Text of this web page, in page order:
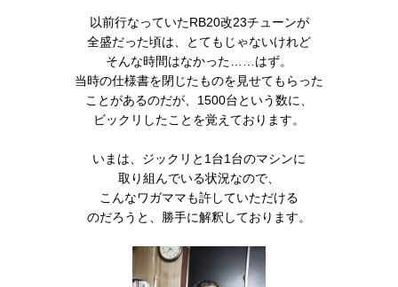
以前行なっていたRB20改23チューンが
全盛だった頃は、とてもじゃないけれど
そんな時間はなかった……はず。
当時の仕様書を閉じたものを見せてもらった
ことがあるのだが、1500台という数に、
ビックリしたことを覚えております。
いまは、ジックリと1台1台のマシンに
取り組んでいる状況なので、
こんなワガママも許していただける
のだろうと、勝手に解釈しております。